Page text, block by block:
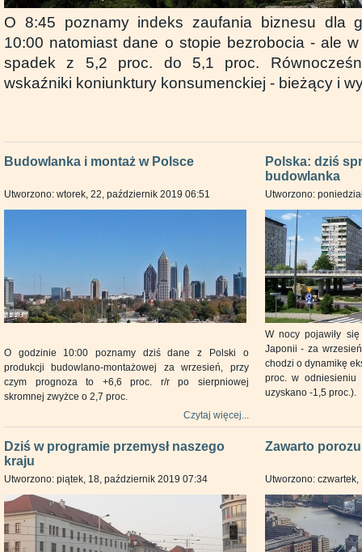
O 8:45 poznamy indeks zaufania biznesu dla
10:00 natomiast dane o stopie bezrobocia - ale
spadek z 5,2 proc. do 5,1 proc.
wskaźniki koniunktury konsumenckiej - bieżący i
Budowlanka i montaż w Polsce
Utworzono: wtorek, 22, październik 2019 06:51
O godzinie 10:00 poznamy dziś dane z Polski o
produkcji budowlano-montażowej za wrzesień, przy
czym prognoza to +6,6 proc. r/r po sierpniowej
skromnej zwyżce o 2,7 proc.
Czytaj więcej...
Polska: dziś
budowlanka
Utworzono:
W nocy pojawiły
Japonii - za
chodzi o dynamikę
proc. w odniesieniu
uzyskano -1,5 proc.).
Dziś w programie przemysł naszego
kraju
Utworzono: piątek, 18, październik 2019 07:34
Zawarto
Utworzono: